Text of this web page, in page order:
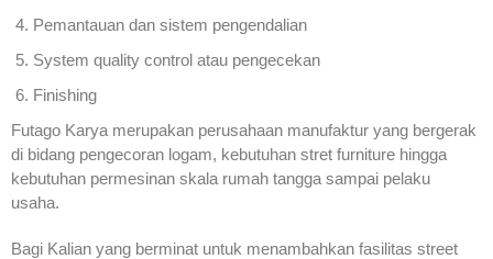
Pemantauan dan sistem pengendalian
System quality control atau pengecekan
Finishing
Futago Karya merupakan perusahaan manufaktur yang bergerak
di bidang pengecoran logam, kebutuhan stret furniture hingga
kebutuhan permesinan skala rumah tangga sampai pelaku
usaha.
Bagi Kalian yang berminat untuk menambahkan fasilitas street